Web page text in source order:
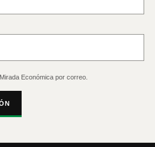
Económica por correo.